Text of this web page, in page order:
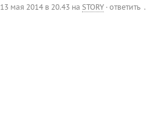
13 мая 2014 в 20.43 на STORY · ответить .